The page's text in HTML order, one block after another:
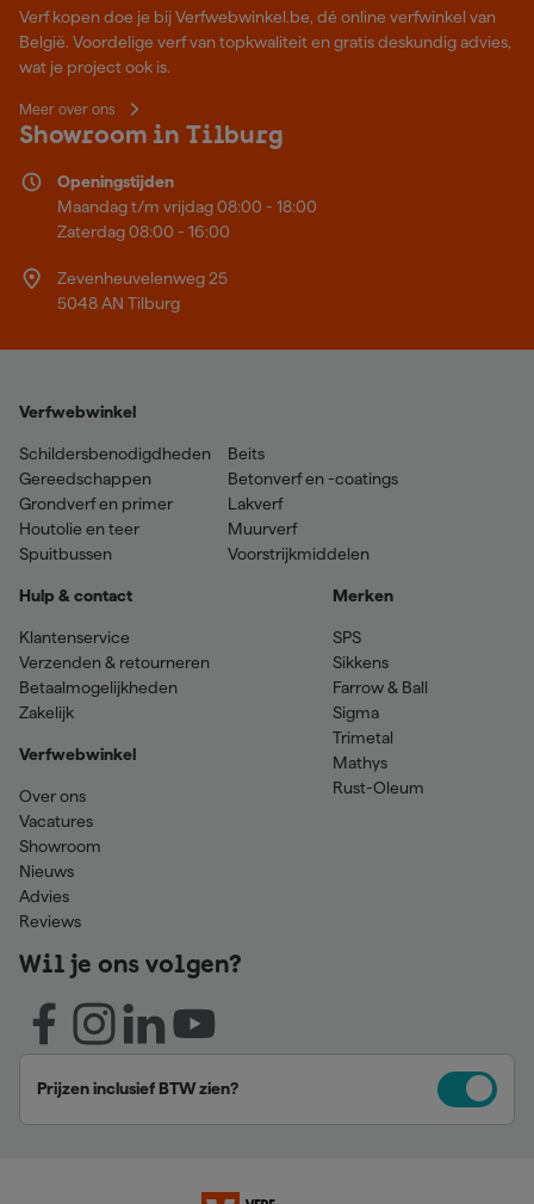
Verf kopen doe je bij Verfwebwinkel.be, dé online verfwinkel van
België. Voordelige verf van topkwaliteit en gratis deskundig advies,
wat je project ook is.
Meer over ons
Showroom in Tilburg
Openingstijden
Maandag t/m vrijdag 08:00 - 18:00
Zaterdag 08:00 - 16:00
Zevenheuvelenweg 25
5048 AN Tilburg
Verfwebwinkel
Schildersbenodigdheden
Gereedschappen
Grondverf en primer
Houtolie en teer
Spuitbussen
Beits
Betonverf en -coatings
Lakverf
Muurverf
Voorstrijkmiddelen
Hulp & contact
Klantenservice
Verzenden & retourneren
Betaalmogelijkheden
Zakelijk
Verfwebwinkel
Over ons
Vacatures
Showroom
Nieuws
Advies
Reviews
Merken
SPS
Sikkens
Farrow & Ball
Sigma
Trimetal
Mathys
Rust-Oleum
Wil je ons volgen?
Prijzen inclusief BTW zien?